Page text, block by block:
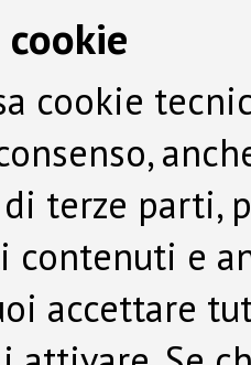
cookie
terze parti,
contenuti e
accettare